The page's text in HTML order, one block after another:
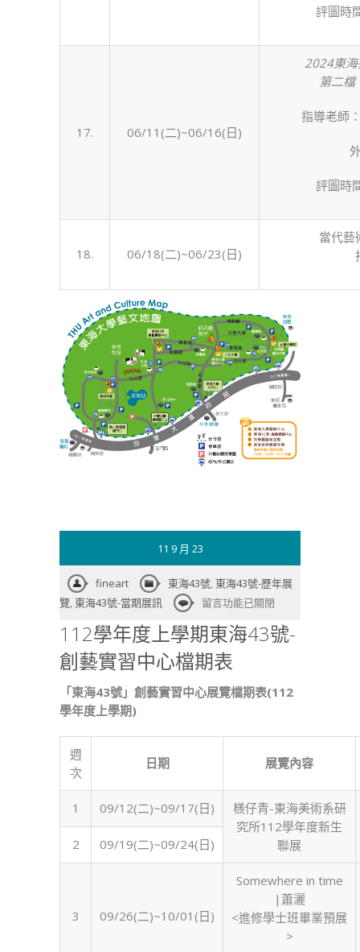
評圖時
17. 06/11(二)~06/16(日)
2024東
第二
指導老師
評圖時
18. 06/18(二)~06/23(日)
當代藝
11 9 月 23
fineart 東海43號, 東海43號-歷年展
覽, 東海43號-當期展訊
在
學
年
度
上
號-
創
藝
實
心
留言功能已關閉
112學年度上學期東海43號-
創藝實習中心檔期表
「東海43號」創藝實習中心展覽檔期表(112
學年度上學期)
週
次
日期 展覽內容
1 09/12(二)~09/17(日)
檨仔青-東海美術系研
究所112學年度新生
聯展
2 09/19(二)~09/24(日)
3 09/26(二)~10/01(日)
Somewhere in time
|蕭灑
<進修學士班畢業預展
>